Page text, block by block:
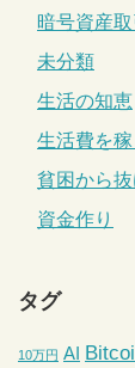
暗号資産
未分類
生活の知恵
生活費を
貧困から
資金作り
タグ
10万円 AI